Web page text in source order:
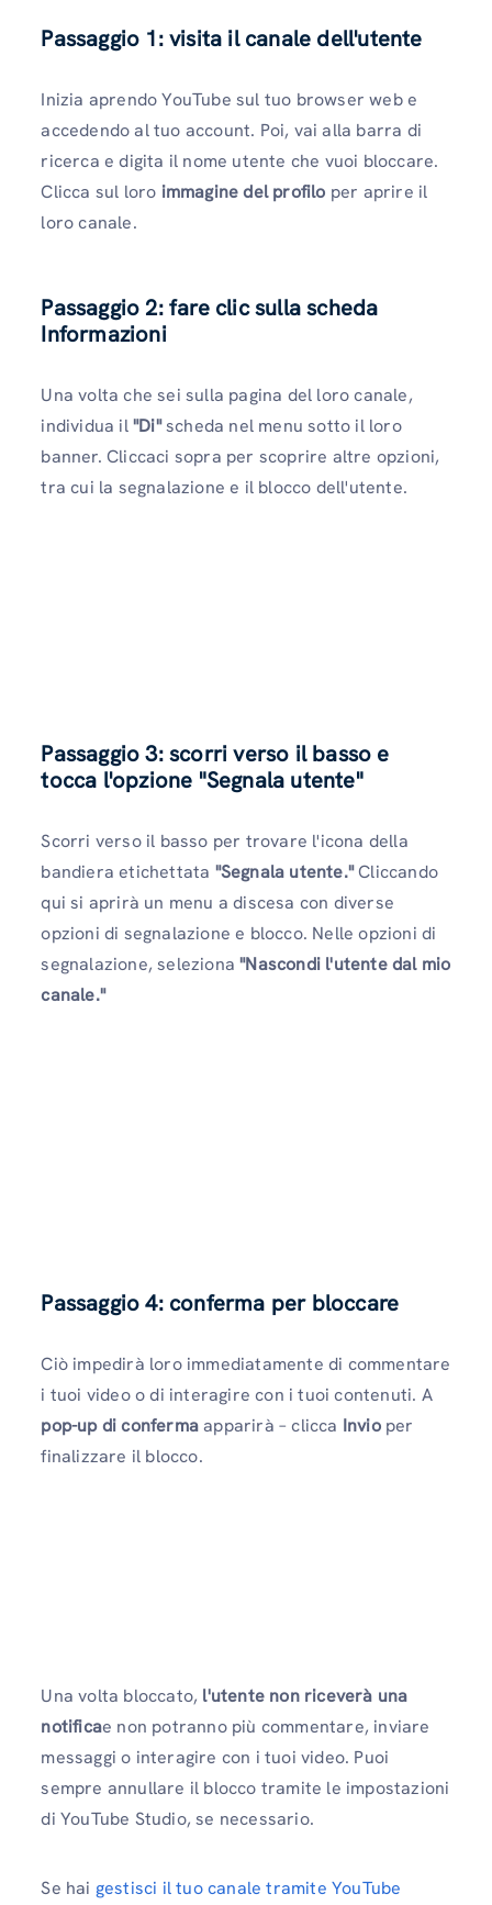
Passaggio 1: visita il canale dell'utente
Inizia aprendo YouTube sul tuo browser web e
accedendo al tuo account. Poi, vai alla barra di
ricerca e digita il nome utente che vuoi bloccare.
Clicca sul loro immagine del profilo per aprire il
loro canale.
Passaggio 2: fare clic sulla scheda
Informazioni
Una volta che sei sulla pagina del loro canale,
individua il"Di"scheda nel menu sotto il loro
banner. Cliccaci sopra per scoprire altre opzioni,
tra cui la segnalazione e il blocco dell'utente.
Passaggio 3: scorri verso il basso e
tocca l'opzione "Segnala utente"
Scorri verso il basso per trovare l'icona della
bandiera etichettata "Segnala utente."Cliccando
qui si aprirà un menu a discesa con diverse
opzioni di segnalazione e blocco. Nelle opzioni di
segnalazione, seleziona"Nascondi l'utente dal mio
canale."
Passaggio 4: conferma per bloccare
Ciò impedirà loro immediatamente di commentare
i tuoi video o di interagire con i tuoi contenuti. A
pop-up di confermaapparirà – clicca Invioper
finalizzare il blocco.
Una volta bloccato, l'utente non riceverà una
notificae non potranno più commentare, inviare
messaggi o interagire con i tuoi video. Puoi
sempre annullare il blocco tramite le impostazioni
di YouTube Studio, se necessario.
Se hai gestisci il tuo canale tramite YouTube